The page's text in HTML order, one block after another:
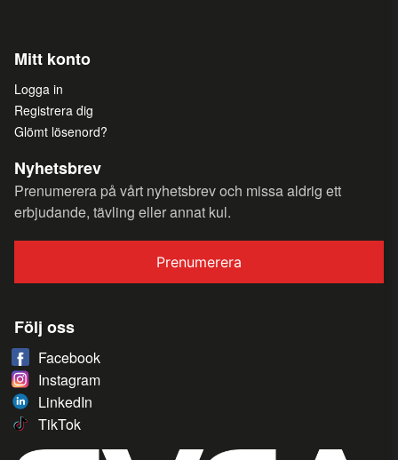
Mitt konto
Logga in
Registrera dig
Glömt lösenord?
Nyhetsbrev
Prenumerera på vårt nyhetsbrev och missa aldrig ett
erbjudande, tävling eller annat kul.
Prenumerera
Följ oss
Facebook
Instagram
LinkedIn
TikTok